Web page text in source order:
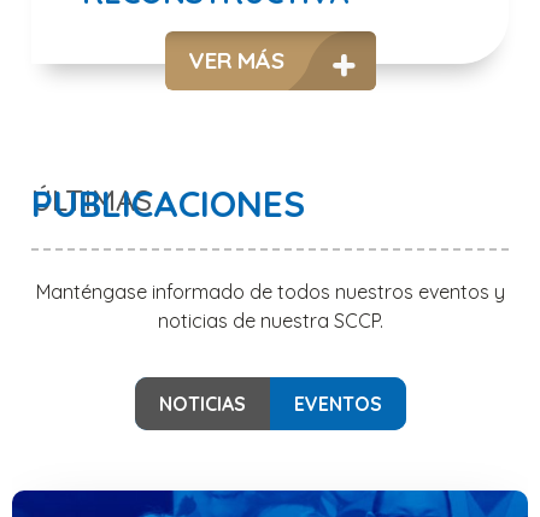
VER MÁS
ÚLTIMAS
PUBLICACIONES
Manténgase informado de todos nuestros eventos y
noticias de nuestra SCCP.
NOTICIAS EVENTOS